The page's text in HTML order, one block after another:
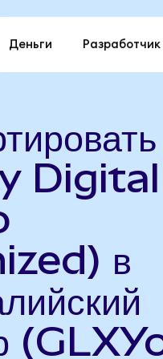
Деньги Разработчик
Digital
в